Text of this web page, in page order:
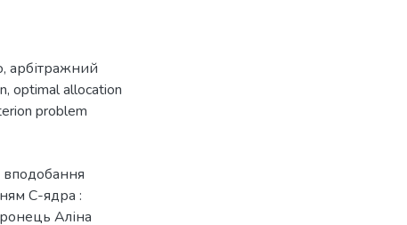
, арбітражний
, optimal allocation
problem
С-ядра :
Аліна